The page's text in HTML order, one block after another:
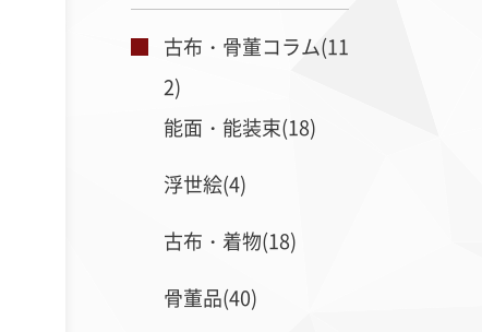
古布・骨董コラム(11
2)
能面・能装束(18)
浮世絵(4)
古布・着物(18)
骨董品(40)